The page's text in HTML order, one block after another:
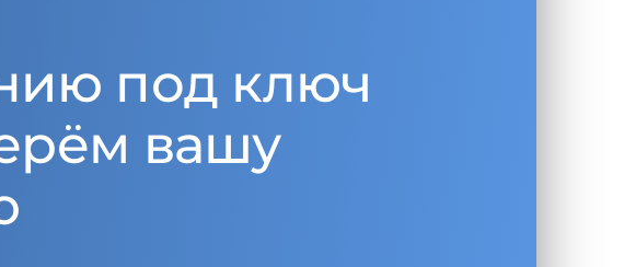
под ключ
вашу